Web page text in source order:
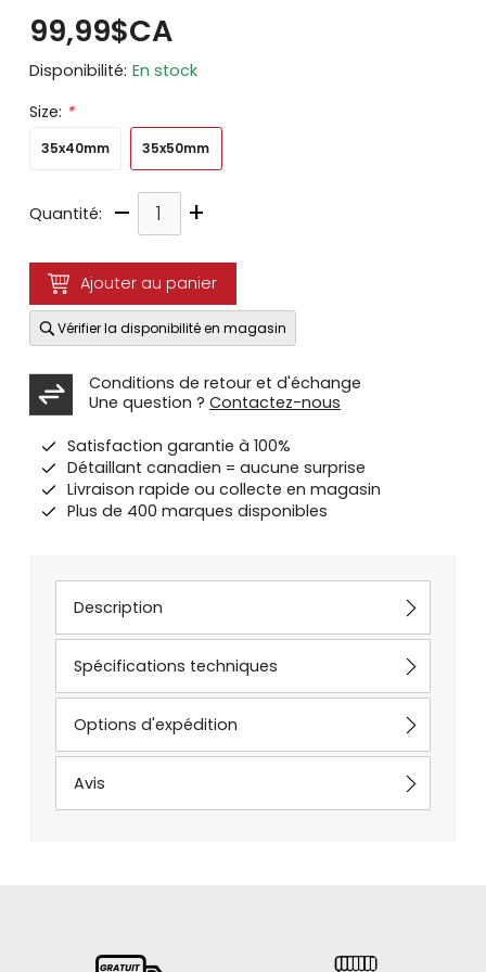
99,99$CA
Disponibilité: En stock
Size: *
35x40mm 35x50mm
Quantité: – +
Ajouter au panier
Vérifier la disponibilité en magasin
Conditions de retour et d'échange
Une question ? Contactez-nous
Satisfaction garantie à 100%
Détaillant canadien = aucune surprise
Livraison rapide ou collecte en magasin
Plus de 400 marques disponibles
Description
Spécifications techniques
Options d'expédition
Avis